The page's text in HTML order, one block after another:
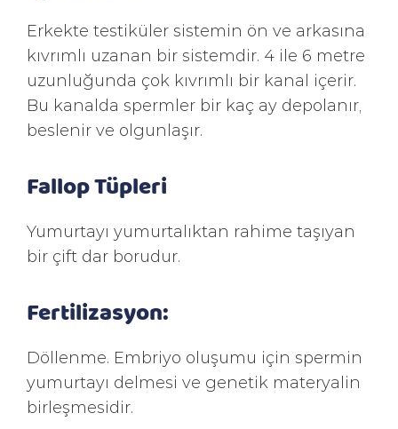
Erkekte testiküler sistemin ön ve arkasına
kıvrımlı uzanan bir sistemdir. 4 ile 6 metre
uzunluğunda çok kıvrımlı bir kanal içerir.
Bu kanalda spermler bir kaç ay depolanır,
beslenir ve olgunlaşır.
Fallop Tüpleri
Yumurtayı yumurtalıktan rahime taşıyan
bir çift dar borudur.
Fertilizasyon:
Döllenme. Embriyo oluşumu için spermin
yumurtayı delmesi ve genetik materyalin
birleşmesidir.